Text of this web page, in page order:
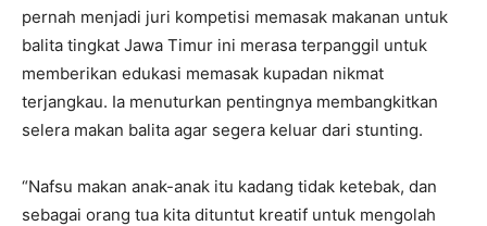
pernah menjadi juri kompetisi memasak makanan untuk
balita tingkat Jawa Timur ini merasa terpanggil untuk
memberikan edukasi memasak kupadan nikmat
terjangkau. Ia menuturkan pentingnya membangkitkan
selera makan balita agar segera keluar dari stunting.
“Nafsu makan anak-anak itu kadang tidak ketebak, dan
sebagai orang tua kita dituntut kreatif untuk mengolah